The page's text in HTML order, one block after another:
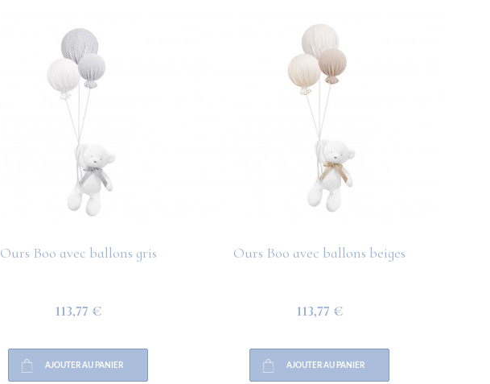
Ours Boo avec ballons gris
113,77 €
AJOUTER AU PANIER
Ours Boo avec ballons beiges
113,77 €
AJOUTER AU PANIER